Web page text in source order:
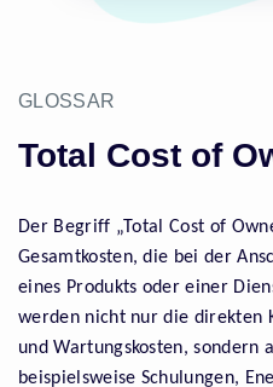
GLOSSAR
Total Cost of
Der Begriff „Total Cost of
Gesamtkosten, die bei der
eines Produkts oder einer
werden nicht nur die direkten
und Wartungskosten, sondern
beispielsweise Schulungen,